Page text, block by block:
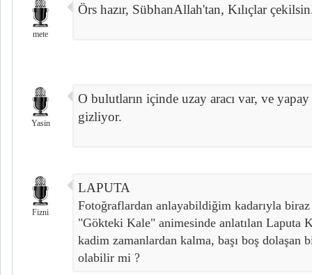
mete
Örs hazır, SübhanAllah'tan, Kılıçlar
Yasin
O bulutların içinde uzay aracı var, ve
gizliyor.
Fizni
LAPUTA
Fotoğraflardan anlayabildiğim kadarıyla
"Gökteki Kale" animesinde anlatılan Laputa
kadim zamanlardan kalma, başı boş dolaşan
olabilir mi ?